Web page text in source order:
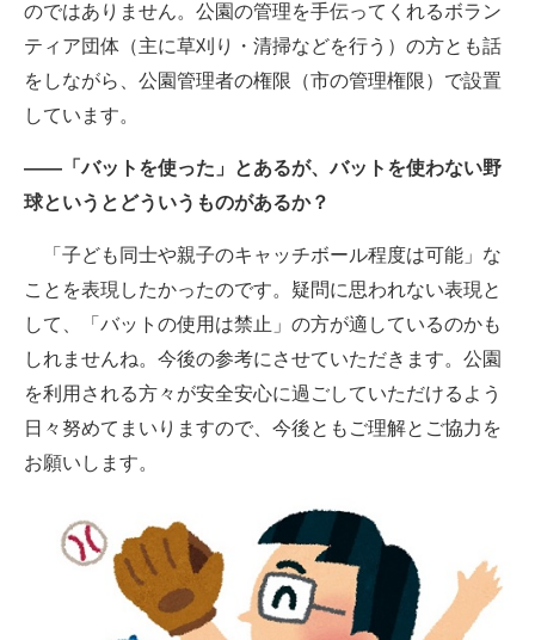
のではありません。公園の管理を手伝ってくれるボラン
ティア団体（主に草刈り・清掃などを行う）の方とも話
をしながら、公園管理者の権限（市の管理権限）で設置
しています。
――「バットを使った」とあるが、バットを使わない野
球というとどういうものがあるか？
「子ども同士や親子のキャッチボール程度は可能」な
ことを表現したかったのです。疑問に思われない表現と
して、「バットの使用は禁止」の方が適しているのかも
しれませんね。今後の参考にさせていただきます。公園
を利用される方々が安全安心に過ごしていただけるよう
日々努めてまいりますので、今後ともご理解とご協力を
お願いします。